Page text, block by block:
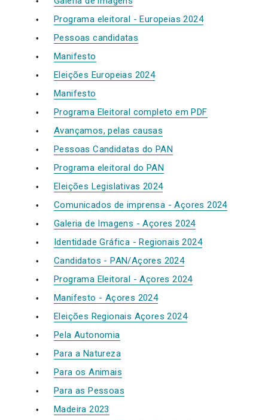
Programa eleitoral - Europeias 2024
Pessoas candidatas
Manifesto
Eleições Europeias 2024
Manifesto
Programa Eleitoral completo em PDF
Avançamos, pelas causas
Pessoas Candidatas do PAN
Programa eleitoral do PAN
Eleições Legislativas 2024
Comunicados de imprensa - Açores 2024
Galeria de Imagens - Açores 2024
Identidade Gráfica - Regionais 2024
Candidatos - PAN/Açores 2024
Programa Eleitoral - Açores 2024
Manifesto - Açores 2024
Eleições Regionais Açores 2024
Pela Autonomia
Para a Natureza
Para os Animais
Para as Pessoas
Madeira 2023